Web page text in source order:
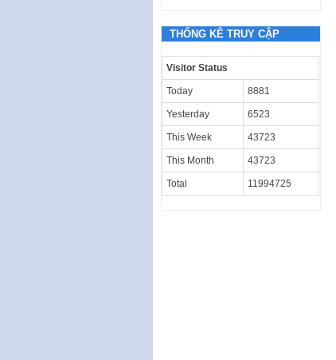
THỐNG KÊ TRUY CẬP
Visitor Status
Today 8881
Yesterday 6523
This Week 43723
This Month 43723
Total 11994725